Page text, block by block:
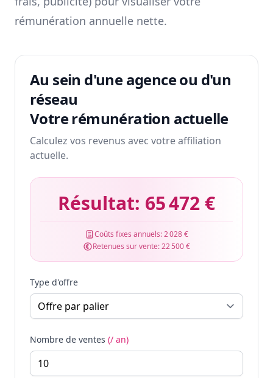
rémunération annuelle nette.
Au sein d'une agence ou d'un
réseau
Votre rémunération actuelle
Calculez vos revenus avec votre affiliation
actuelle.
Résultat: 65 472 €
Coûts fixes annuels:2 028 €
Retenues sur vente:22 500 €
Type d'offre
Nombre de ventes (/ an)